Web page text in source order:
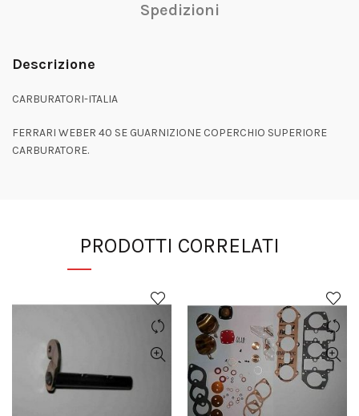
Spedizioni
Descrizione
CARBURATORI-ITALIA
FERRARI WEBER 40 SE GUARNIZIONE COPERCHIO SUPERIORE
CARBURATORE.
PRODOTTI CORRELATI